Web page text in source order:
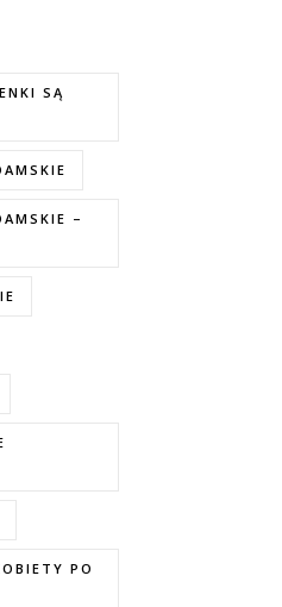
SĄ
–
PO